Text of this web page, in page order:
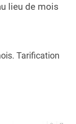
lieu de mois
Tarification